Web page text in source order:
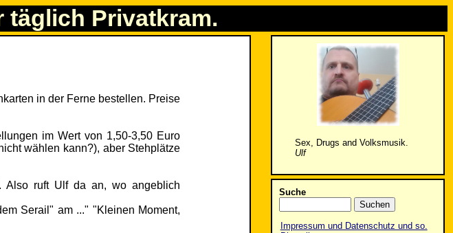
täglich Privatkram.
in der Ferne bestellen. Preise
im Wert von 1,50-3,50 Euro
wählen kann?), aber Stehplätze
Also ruft Ulf da an, wo angeblich
Serail" am ..." "Kleinen Moment,
Sex, Drugs and Volksmusik.
Ulf
Suche
Impressum und Datenschutz und so.